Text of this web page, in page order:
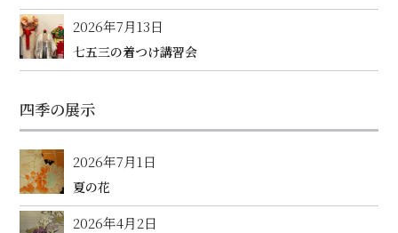
2026年7月13日
七五三の着つけ講習会
四季の展示
2026年7月1日
夏の花
2026年4月2日